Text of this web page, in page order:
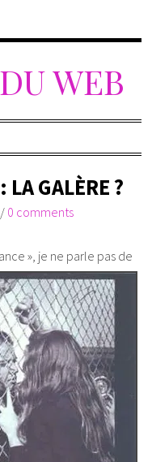
WEB
LA GALÈRE ?
/ 0 comments
», je ne parle pas de